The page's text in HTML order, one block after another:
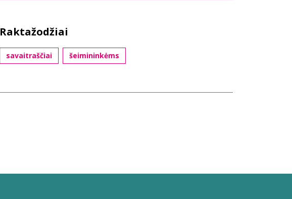
Raktažodžiai
savaitraščiai šeimininkėms